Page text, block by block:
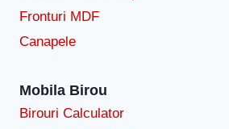
Fronturi MDF
Canapele
Mobila Birou
Birouri Calculator